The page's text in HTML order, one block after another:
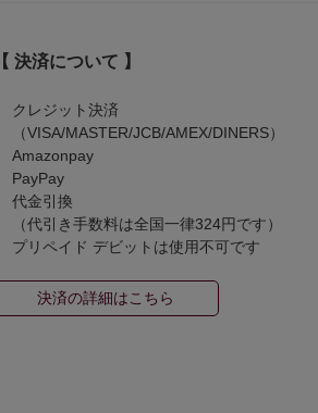
【 決済について 】
クレジット決済
（VISA/MASTER/JCB/AMEX/DINERS）
Amazonpay
PayPay
代金引換
（代引き手数料は全国一律324円です）
プリペイド デビットは使用不可です
決済の詳細はこちら